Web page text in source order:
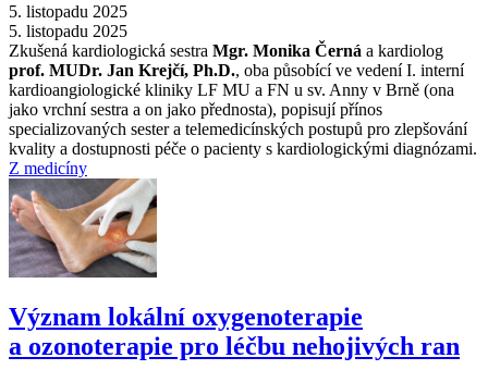
5. listopadu 2025
5. listopadu 2025
Zkušená kardiologická sestra Mgr. Monika Černá a kardiolog
prof. MUDr. Jan Krejčí, Ph.D., oba působící ve vedení I. interní
kardioangiologické kliniky LF MU a FN u sv. Anny v Brně (ona
jako vrchní sestra a on jako přednosta), popisují přínos
specializovaných sester a telemedicínských postupů pro zlepšování
kvality a dostupnosti péče o pacienty s kardiologickými diagnózami.
Z medicíny
Význam lokální oxygenoterapie
a ozonoterapie pro léčbu nehojivých ran